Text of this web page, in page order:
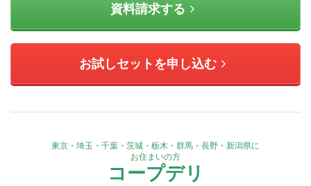
資料請求する
お試しセットを申し込む
東京・埼玉・千葉・茨城・栃木・群馬・長野・新潟県に
お住まいの方
コープデリ